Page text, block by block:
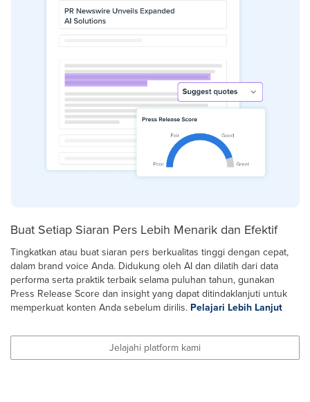
Buat Setiap Siaran Pers Lebih Menarik dan Efektif
Tingkatkan atau buat siaran pers berkualitas tinggi dengan cepat,
dalam brand voice Anda. Didukung oleh AI dan dilatih dari data
performa serta praktik terbaik selama puluhan tahun, gunakan
Press Release Score dan insight yang dapat ditindaklanjuti untuk
memperkuat konten Anda sebelum dirilis. Pelajari Lebih Lanjut
Jelajahi platform kami